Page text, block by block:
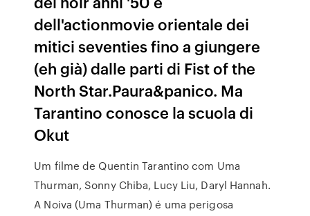
dell'actionmovie orientale dei
mitici seventies fino a giungere
(eh già) dalle parti di Fist of the
North Star.Paura&panico. Ma
Tarantino conosce la scuola di
Okut
Um filme de Quentin Tarantino com Uma
Thurman, Sonny Chiba, Lucy Liu, Daryl Hannah.
A Noiva (Uma Thurman) é uma perigosa